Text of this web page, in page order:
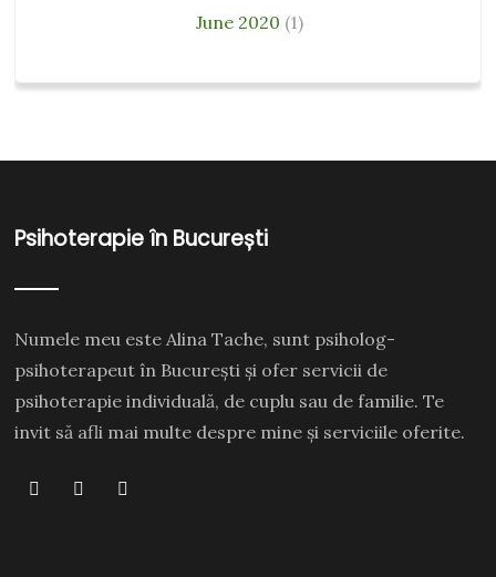
June 2020 (1)
Psihoterapie în București
Numele meu este Alina Tache, sunt psiholog-
psihoterapeut în București și ofer servicii de
psihoterapie individuală, de cuplu sau de familie. Te
invit să afli mai multe despre mine și serviciile oferite.